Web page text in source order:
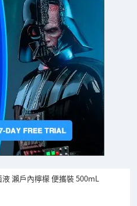
瀨戶內檸檬 便攜裝 500mL